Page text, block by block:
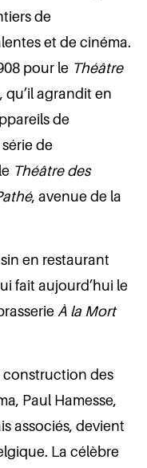
de
et de cinéma.
pour le Théâtre
agrandit en
de
de
Théâtre des
, avenue de la
en restaurant
fait aujourd’hui le
À la Mort
construction des
Paul Hamesse,
associés, devient
La célèbre